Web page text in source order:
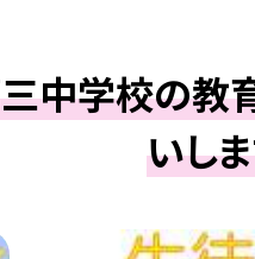
中学校の教
いしま